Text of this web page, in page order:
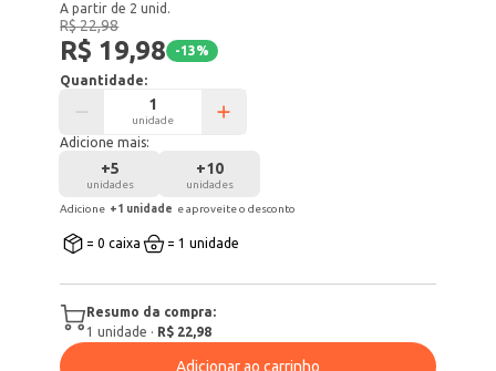
A partir de 2 unid.
R$ 22,98
R$ 19,98 -13%
Quantidade:
unidade
Adicione mais:
+5
unidades
+10
unidades
Adicione +1 unidade e aproveite o desconto
= 0 caixa = 1 unidade
Resumo da compra:
1 unidade · R$ 22,98
Adicionar ao carrinho